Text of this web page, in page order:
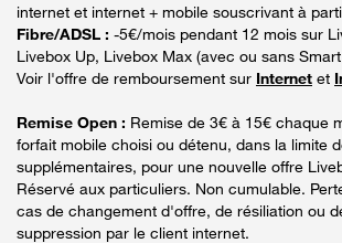
internet et internet + mobile souscrivant à
Fibre/ADSL : -5€/mois pendant 12 mois sur
Livebox Up, Livebox Max (avec ou sans Smart
Voir l'offre de remboursement sur Internet et
Remise Open : Remise de 3€ à 15€ chaque
forfait mobile choisi ou détenu, dans la limite
supplémentaires, pour une nouvelle offre
Réservé aux particuliers. Non cumulable.
cas de changement d'offre, de résiliation ou
suppression par le client internet.